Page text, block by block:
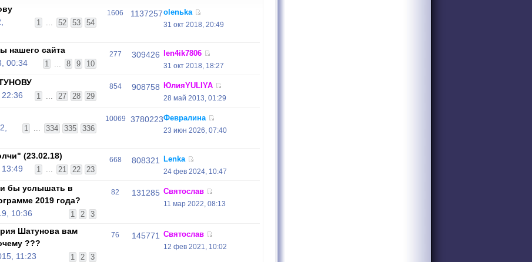
1 ... 52 53 54
1606 1137257olenьka
31 окт 2018, 20:49
нашего сайта
1 ... 8 9 10
00:34
277 309426 len4ik7806
31 окт 2018, 18:27
1 ... 27 28 29
854 908758 ЮлияYULIYA
28 май 2013, 01:29
1 ... 334 335 336
10069 3780223Февралина
23 июн 2026, 07:40
(23.02.18)
1 ... 21 22 23
668 808321 Lenka
24 фев 2024, 10:47
бы услышать в
2019 года?
1 2 3
10:36
82 131285 Святослав
11 мар 2022, 08:13
Шатунова вам
???
1 2 3
11:23
76 145771 Святослав
12 фев 2021, 10:02